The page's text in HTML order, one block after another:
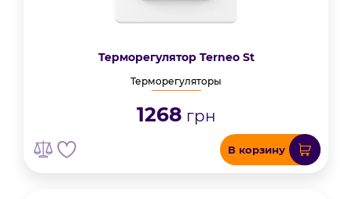
Терморегулятор Terneo St
Терморегуляторы
1268 грн
В корзину